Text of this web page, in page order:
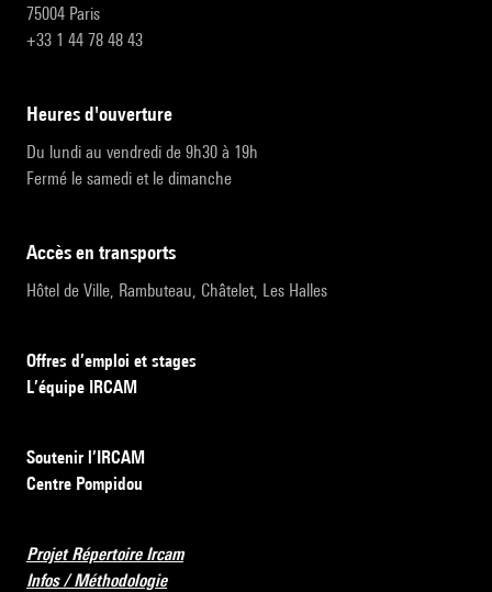
75004 Paris
+33 1 44 78 48 43
heures d'ouverture
Du lundi au vendredi de 9h30 à 19h
Fermé le samedi et le dimanche
accès en transports
Hôtel de Ville, Rambuteau, Châtelet, Les Halles
Offres d’emploi et stages
L’équipe IRCAM
Soutenir l’IRCAM
Centre Pompidou
Projet Répertoire Ircam
Infos / Méthodologie